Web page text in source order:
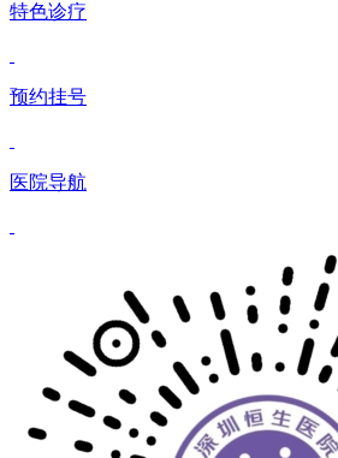
特色诊疗
预约挂号
医院导航